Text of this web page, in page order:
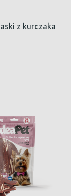
z kurczaka